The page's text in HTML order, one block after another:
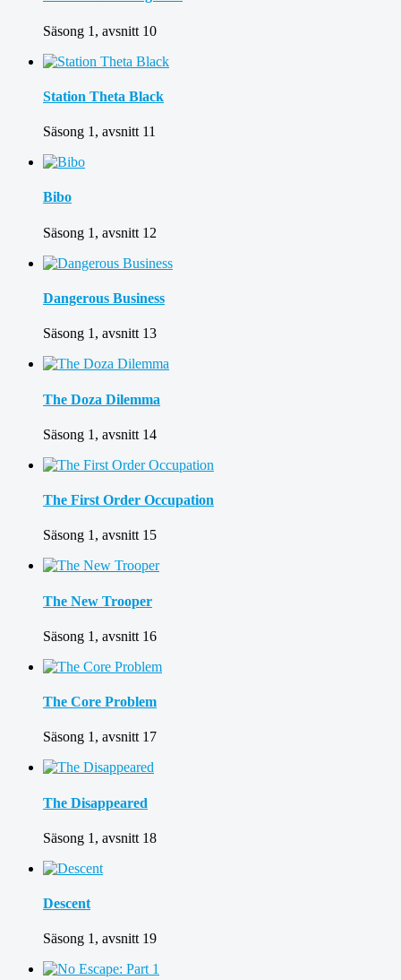
Säsong 1, avsnitt 10
Station Theta Black
Säsong 1, avsnitt 11
Bibo
Säsong 1, avsnitt 12
Dangerous Business
Säsong 1, avsnitt 13
The Doza Dilemma
Säsong 1, avsnitt 14
The First Order Occupation
Säsong 1, avsnitt 15
The New Trooper
Säsong 1, avsnitt 16
The Core Problem
Säsong 1, avsnitt 17
The Disappeared
Säsong 1, avsnitt 18
Descent
Säsong 1, avsnitt 19